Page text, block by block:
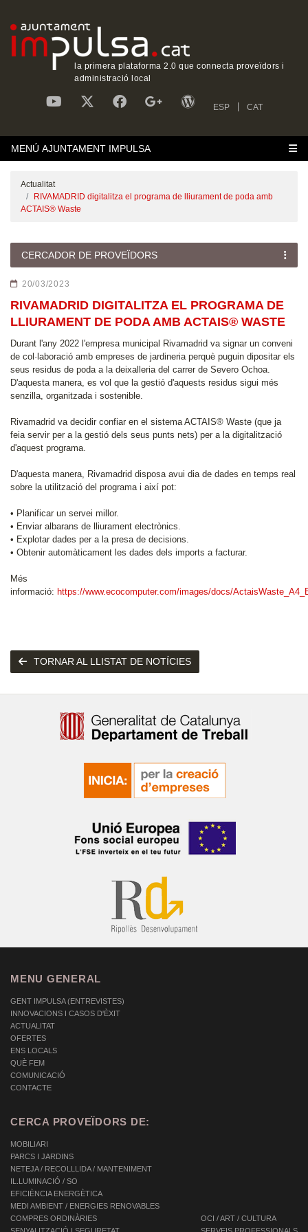
la primera plataforma 2.0 que connecta proveïdors i
administració local
ESP CAT
MENÚ AJUNTAMENT IMPULSA
Actualitat
RIVAMADRID digitalitza el programa de lliurament de poda amb
ACTAIS® Waste
CERCADOR DE PROVEÏDORS
20/03/2023
RIVAMADRID DIGITALITZA EL PROGRAMA DE
LLIURAMENT DE PODA AMB ACTAIS® WASTE
Durant l'any 2022 l'empresa municipal Rivamadrid va signar un conveni
de col·laboració amb empreses de jardineria perquè puguin dipositar els
seus residus de poda a la deixalleria del carrer de Severo Ochoa.
D'aquesta manera, es vol que la gestió d'aquests residus sigui més
senzilla, organitzada i sostenible.
Rivamadrid va decidir confiar en el sistema ACTAIS® Waste (que ja
feia servir per a la gestió dels seus punts nets) per a la digitalització
d'aquest programa.
D'aquesta manera, Rivamadrid disposa avui dia de dades en temps real
sobre la utilització del programa i així pot:
• Planificar un servei millor.
• Enviar albarans de lliurament electrònics.
• Explotar dades per a la presa de decisions.
• Obtenir automàticament les dades dels imports a facturar.
Més
informació: https://www.ecocomputer.com/images/docs/
TORNAR AL LLISTAT DE NOTÍCIES
MENU GENERAL
GENT IMPULSA (ENTREVISTES)
INNOVACIONS I CASOS D'ÈXIT
ACTUALITAT
OFERTES
ENS LOCALS
QUÈ FEM
COMUNICACIÓ
CONTACTE
CERCA PROVEÏDORS DE:
MOBILIARI
PARCS I JARDINS
NETEJA / RECOLLLIDA / MANTENIMENT
IL.LUMINACIÓ / SO
EFICIÈNCIA ENERGÈTICA
MEDI AMBIENT / ENERGIES RENOVABLES
COMPRES ORDINÀRIES
OCI / ART / CULTURA